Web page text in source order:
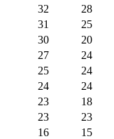
32
28
31
25
30
20
27
24
25
24
24
24
23
18
23
23
16
15